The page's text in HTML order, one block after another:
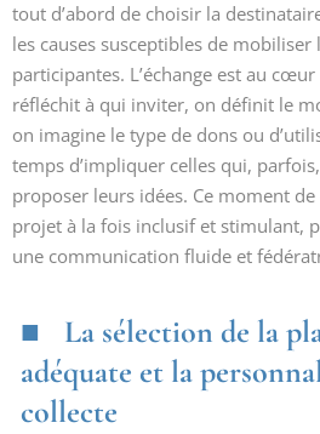
tout d’abord de choisir la
les causes susceptibles de mobiliser
participantes. L’échange est au
réfléchit à qui inviter, on définit le
on imagine le type de dons ou
temps d’impliquer celles qui,
proposer leurs idées. Ce moment
projet à la fois inclusif et stimulant,
une communication fluide et
La sélection de la
adéquate et la
collecte